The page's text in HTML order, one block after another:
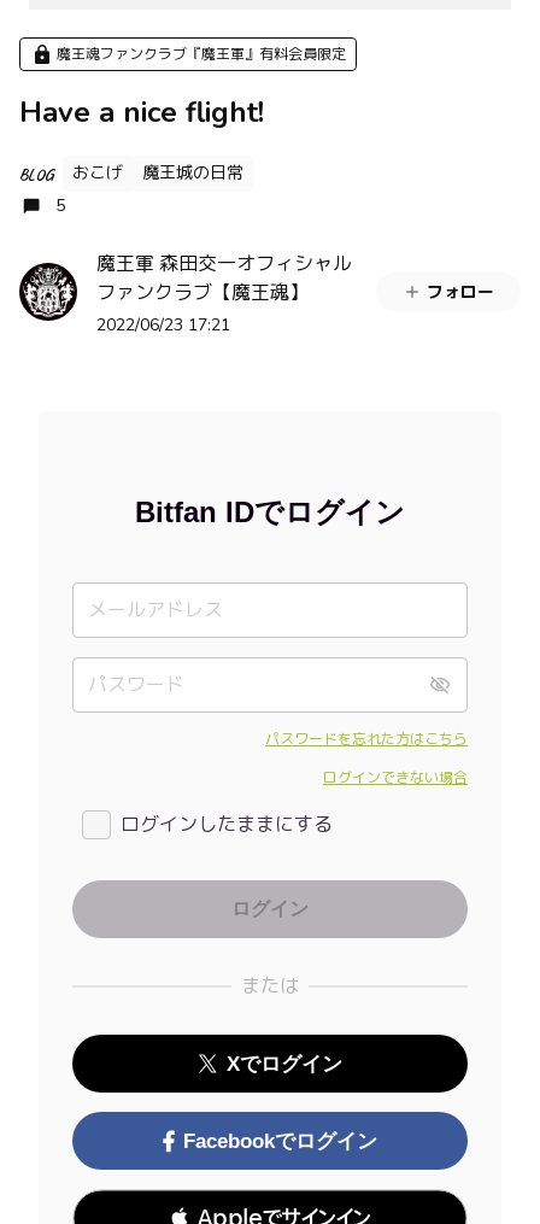
魔王魂ファンクラブ『魔王軍』有料会員限定
Have a nice flight!
BLOG おこげ
魔王城の日常
5
魔王軍 森田交一オフィシャル
ファンクラブ【魔王魂】
2022/06/23 17:21
フォロー
Bitfan IDでログイン
パスワードを忘れた方はこちら
ログインできない場合
ログインしたままにする
または
Xでログイン
Facebookでログイン